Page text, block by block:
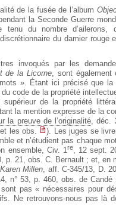
de la fusée de l’album
la Seconde Guerre
du nombre d’ailerons,
du damier rouge
invoqués par les
de la Licorne , sont
». Étant ici précisé que la
du code de la propriété
de la propriété
la mention expresse de la
la preuve de l’originalité ,
les obs.
). Les juges se
et n’étudient pas chaque
ensemble, Civ. 1re, 12 sept.
p. 21, obs. C. Bernault ; et, en
Karen Millen , aff. C-345/13, D.
n° 53, p. 460, obs. de Candé
pas « nécessaires pour
Ne retrouvons-nous pas là